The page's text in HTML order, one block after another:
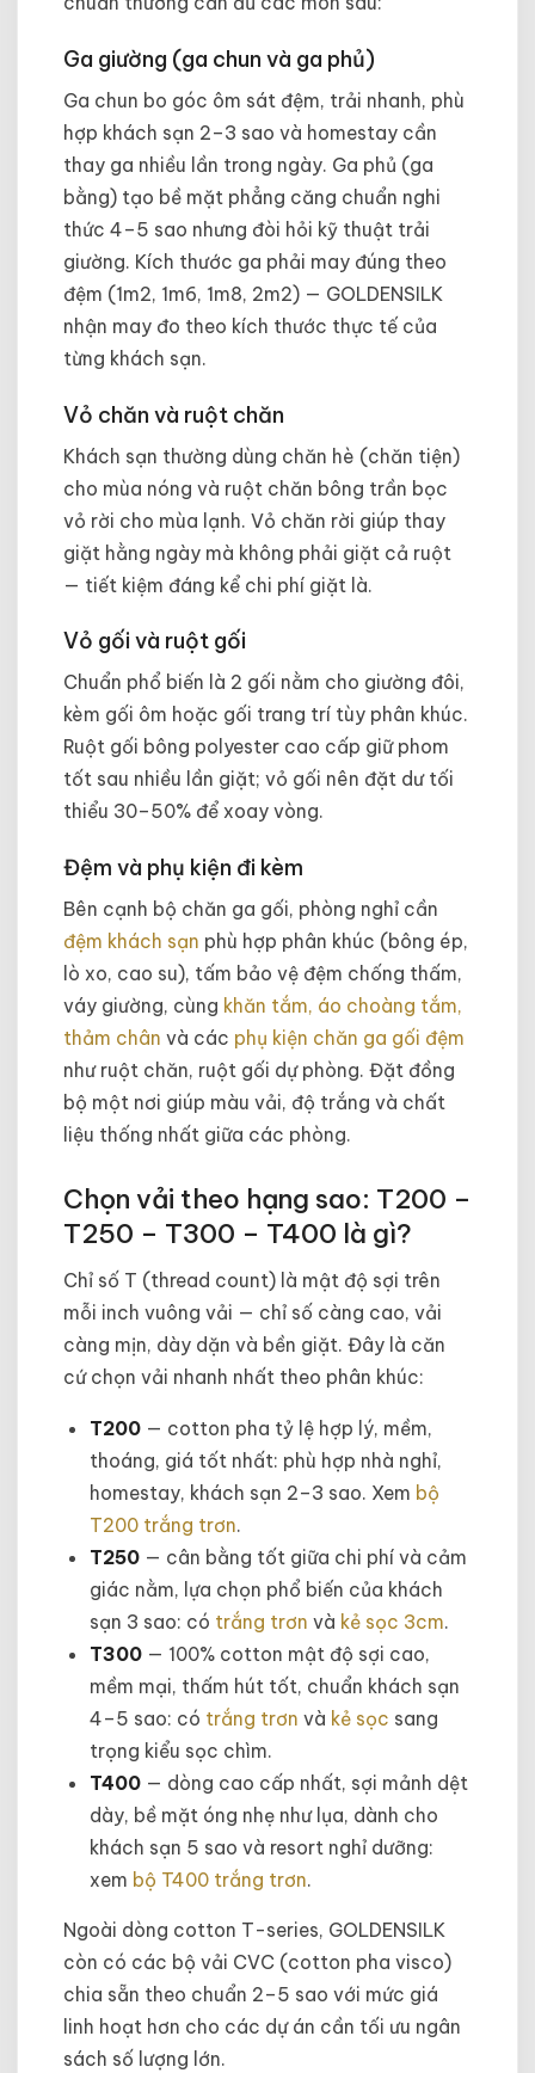
Ga giường (ga chun và ga phủ)
Ga chun bo góc ôm sát đệm, trải nhanh, phù
hợp khách sạn 2–3 sao và homestay cần
thay ga nhiều lần trong ngày. Ga phủ (ga
bằng) tạo bề mặt phẳng căng chuẩn nghi
thức 4–5 sao nhưng đòi hỏi kỹ thuật trải
giường. Kích thước ga phải may đúng theo
đệm (1m2, 1m6, 1m8, 2m2) — GOLDENSILK
nhận may đo theo kích thước thực tế của
từng khách sạn.
Vỏ chăn và ruột chăn
Khách sạn thường dùng chăn hè (chăn tiện)
cho mùa nóng và ruột chăn bông trần bọc
vỏ rời cho mùa lạnh. Vỏ chăn rời giúp thay
giặt hằng ngày mà không phải giặt cả ruột
— tiết kiệm đáng kể chi phí giặt là.
Vỏ gối và ruột gối
Chuẩn phổ biến là 2 gối nằm cho giường đôi,
kèm gối ôm hoặc gối trang trí tùy phân khúc.
Ruột gối bông polyester cao cấp giữ phom
tốt sau nhiều lần giặt; vỏ gối nên đặt dư tối
thiểu 30–50% để xoay vòng.
Đệm và phụ kiện đi kèm
Bên cạnh bộ chăn ga gối, phòng nghỉ cần
đệm khách sạn phù hợp phân khúc (bông ép,
lò xo, cao su), tấm bảo vệ đệm chống thấm,
váy giường, cùng khăn tắm, áo choàng tắm,
thảm chân và các phụ kiện chăn ga gối đệm
như ruột chăn, ruột gối dự phòng. Đặt đồng
bộ một nơi giúp màu vải, độ trắng và chất
liệu thống nhất giữa các phòng.
Chọn vải theo hạng sao: T200 –
T250 – T300 – T400 là gì?
Chỉ số T (thread count) là mật độ sợi trên
mỗi inch vuông vải — chỉ số càng cao, vải
càng mịn, dày dặn và bền giặt. Đây là căn
cứ chọn vải nhanh nhất theo phân khúc:
T200 — cotton pha tỷ lệ hợp lý, mềm,
thoáng, giá tốt nhất: phù hợp nhà nghỉ,
homestay, khách sạn 2–3 sao. Xem bộ
T200 trắng trơn.
T250 — cân bằng tốt giữa chi phí và cảm
giác nằm, lựa chọn phổ biến của khách
sạn 3 sao: có trắng trơn và kẻ sọc 3cm.
T300 — 100% cotton mật độ sợi cao,
mềm mại, thấm hút tốt, chuẩn khách sạn
4–5 sao: có trắng trơn và kẻ sọc sang
trọng kiểu sọc chìm.
T400 — dòng cao cấp nhất, sợi mảnh dệt
dày, bề mặt óng nhẹ như lụa, dành cho
khách sạn 5 sao và resort nghỉ dưỡng:
xem bộ T400 trắng trơn.
Ngoài dòng cotton T-series, GOLDENSILK
còn có các bộ vải CVC (cotton pha visco)
chia sẵn theo chuẩn 2–5 sao với mức giá
linh hoạt hơn cho các dự án cần tối ưu ngân
sách số lượng lớn.